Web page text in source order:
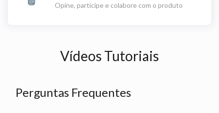
Opine, participe e colabore com o produto
Vídeos Tutoriais
Perguntas Frequentes